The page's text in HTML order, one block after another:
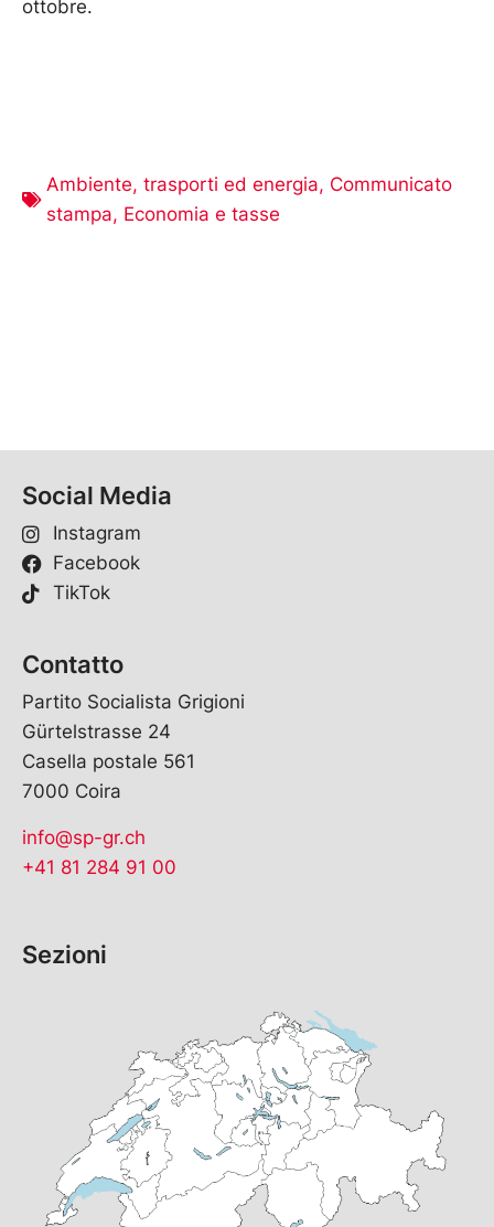
ottobre.
Ambiente, trasporti ed energia, Communicato
stampa, Economia e tasse
Social Media
Instagram
Facebook
TikTok
Contatto
Partito Socialista Grigioni
Gürtelstrasse 24
Casella postale 561
7000 Coira
info@sp-gr.ch
+41 81 284 91 00
Sezioni